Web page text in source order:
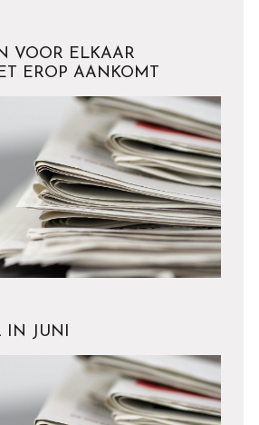
VOOR ELKAAR
EROP AANKOMT
IN JUNI